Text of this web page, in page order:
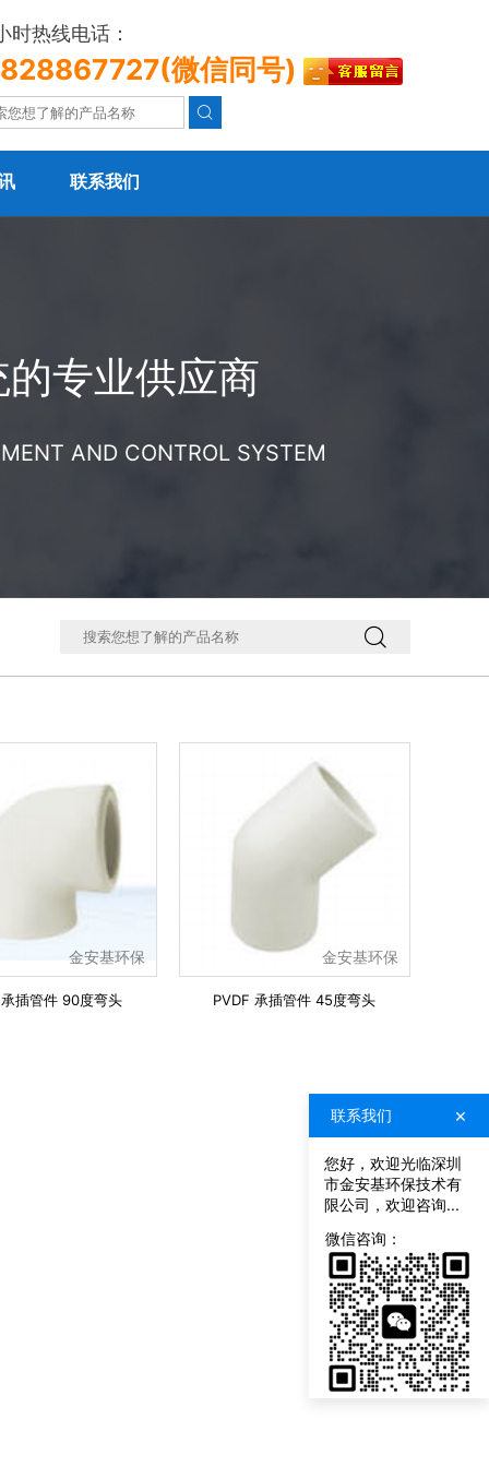
时热线电话：
微信同号)

联系我们
专业供应商
AND CONTROL SYSTEM

金安基环保
插管件 90度弯头
金安基环保
PVDF 承插管件 45度弯头
我
们
联系我们 ×
您好，欢迎光临深圳
市金安基环保技术有
限公司，欢迎咨询...
微信咨询：